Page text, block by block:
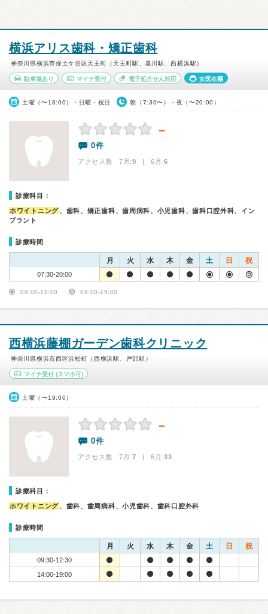
横浜アリス歯科・矯正歯科
神奈川県横浜市保土ケ谷区天王町（天王町駅、星川駅、西横浜駅）
駐車場あり マイナ受付 電子処方せん対応 女医在籍
土曜（〜18:00）・日曜・祝日 朝（7:30〜）・夜（〜20:00）
－
0件
アクセス数 7月:9 | 6月:6
診療科目：
ホワイトニング、歯科、矯正歯科、歯周病科、小児歯科、歯科口腔外科、イン
プラント
診療時間
月 火 水 木 金 土 日 祝
07:30-20:00
08:00-18:00 09:00-15:00
西横浜藤棚ガーデン歯科クリニック
神奈川県横浜市西区浜松町（西横浜駅、戸部駅）
マイナ受付 (スマホ可)
土曜（〜19:00）
－
0件
アクセス数 7月:7 | 6月:33
診療科目：
ホワイトニング、歯科、歯周病科、小児歯科、歯科口腔外科
診療時間
月 火 水 木 金 土 日 祝
09:30-12:30
14:00-19:00